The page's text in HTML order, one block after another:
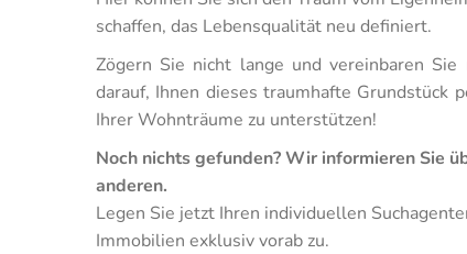
schaffen, das Lebensqualität neu definiert.
Zögern Sie nicht lange und vereinbaren
darauf, Ihnen dieses traumhafte Grundstück
Ihrer Wohnträume zu unterstützen!
Noch nichts gefunden? Wir informieren Sie
anderen.
Legen Sie jetzt Ihren individuellen
Immobilien exklusiv vorab zu.